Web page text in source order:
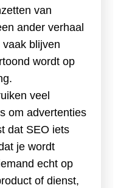
van
ander verhaal
blijven
wordt op
veel
om advertenties
dat SEO iets
je wordt
echt op
of dienst,